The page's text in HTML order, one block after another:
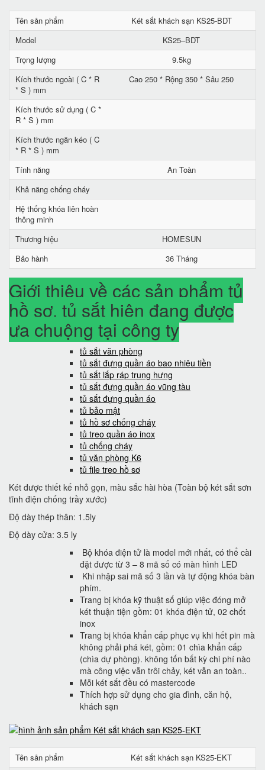
Tên sản phẩm
Két sắt khách sạn KS25-BDT
Model
KS25–BDT
Trọng lượng
9.5kg
Kích thước ngoài ( C * R
* S ) mm
Cao 250 * Rộng 350 * Sâu 250
Kích thước sử dụng ( C *
R * S ) mm
Kích thước ngăn kéo ( C
* R * S ) mm
Tính năng
An Toàn
Khả năng chống cháy
Hệ thống khóa liên hoàn
thông minh
Thương hiệu
HOMESUN
Bảo hành
36 Tháng
Giới thiệu về các sản phẩm tủ
hồ sơ, tủ sắt hiện đang được
ưa chuộng tại công ty
tủ sắt văn phòng
tủ sắt đựng quần áo bao nhiêu tiền
tủ sắt lắp ráp trung hưng
tủ sắt đựng quần áo vũng tàu
tủ sắt đựng quần áo
tủ bảo mật
tủ hồ sơ chống cháy
tủ treo quần áo inox
tủ chống cháy
tủ văn phòng K6
tủ file treo hồ sơ
Két được thiết kế nhỏ gọn, màu sắc hài hòa (Toàn bộ két sắt sơn
tĩnh điện chống trầy xước)
Độ dày thép thân: 1.5ly
Độ dày cửa: 3.5 ly
Bộ khóa điện tử là model mới nhất, có thể cài
đặt được từ 3 – 8 mã số có màn hình LED
Khi nhập sai mã số 3 lần và tự động khóa bàn
phím.
Trang bị khóa kỹ thuật số giúp việc đóng mở
két thuận tiện gồm: 01 khóa điện tử, 02 chốt
inox
Trang bị khóa khẩn cấp phục vụ khi hết pin mà
không phải phá két, gồm: 01 chìa khẩn cấp
(chìa dự phòng). không tốn bất kỳ chi phí nào
mà công việc vẫn trôi chảy, két vẫn an toàn..
Mỗi két sắt đều có mastercode
Thích hợp sử dụng cho gia đình, căn hộ,
khách sạn
Tên sản phẩm
Két sắt khách sạn KS25-EKT